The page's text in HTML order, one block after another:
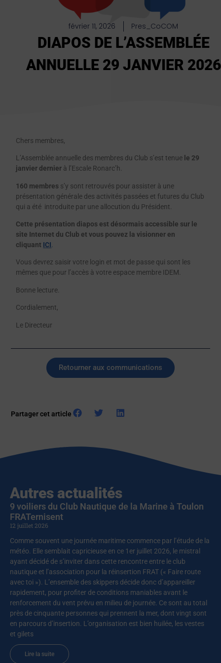
février 11, 2026 Pres_CoCOM
DIAPOS DE L’ASSEMBLÉE
ANNUELLE 29 JANVIER 2026
Chers membres,
L’Assemblée annuelle des membres du Club s’est tenue le 29
janvier dernier à l’Escale Ronarc’h.
160 membres s’y sont retrouvés pour assister à une
présentation générale des activités passées et futures du Club
qui a été introduite par une allocution du Président.
Cette présentation diapos est désormais accessible sur le
site Internet du Club et vous pouvez la visionner en
cliquant ICI
Vous devrez saisir votre login et mot de passe qui sont les
mêmes que pour l’accès à votre espace membre IDEM.
Bonne lecture.
Cordialement,
Le Directeur
Retourner aux communications
Partager cet article
Autres actualités
9 voiliers du Club Nautique de la Marine à Toulon
FRATernisent
12 juillet 2026
Comme souvent une journée maritime commence par l’étude de la
météo. Elle semblait capricieuse en ce 1er juillet 2026, le mistral
ayant décidé de s’inviter dans cette rencontre entre le club
nautique et l’association pour la réinsertion FRAT (« Faire route
avec toi »). L’ensemble des skippers décide donc d’appareiller
rapidement, pour profiter de conditions maniables avant le
renforcement du vent prévu en milieu de journée. Ce sont au total
près de cinquante personnes qui prennent la mer, dont vingt sont
en parcours d’insertion. L’organisation est bien huilée, les vestes
et gilets
Lire la suite